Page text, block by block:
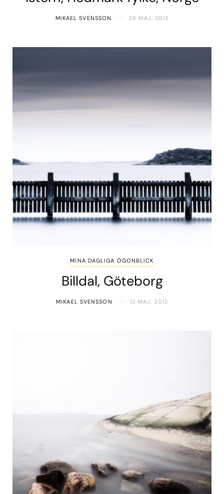
MIKAEL SVENSSON 28 MAJ, 2012
MINA DAGLIGA ÖGONBLICK
Billdal, Göteborg
MIKAEL SVENSSON 13 MAJ, 2012